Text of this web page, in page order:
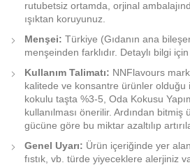
rutubetsiz ortamda, orjinal
ışıktan koruyunuz.
Menşei: Türkiye (Gıdanın ana
menşeinden farklıdır. Detaylı bilgi için
Kullanım Talimatı: NNFlavours
kalitede ve konsantre ürünler olduğu
kokulu taşta %3-5, Oda Kokusu
kullanılması önerilir. Ardından
gücüne göre bu miktar azaltılıp
Genel Uyarı: Ürün içeriğinde yer alan
fıstık, vb. türde yiyeceklere alerjiniz